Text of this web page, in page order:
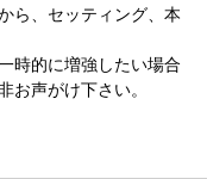
ら、セッティング、本
時的に増強したい場合
お声がけ下さい。